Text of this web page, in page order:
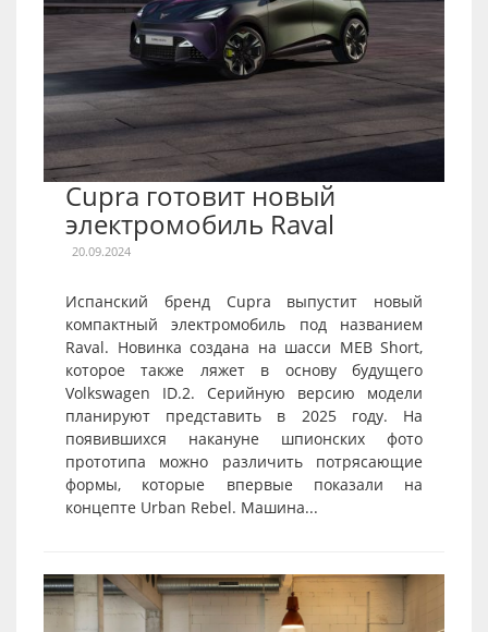
Cupra готовит новый
электромобиль Raval
20.09.2024
Испанский бренд Cupra выпустит новый
компактный электромобиль под названием
Raval. Новинка создана на шасси MEB Short,
которое также ляжет в основу будущего
Volkswagen ID.2. Серийную версию модели
планируют представить в 2025 году. На
появившихся накануне шпионских фото
прототипа можно различить потрясающие
формы, которые впервые показали на
концепте Urban Rebel. Машина...